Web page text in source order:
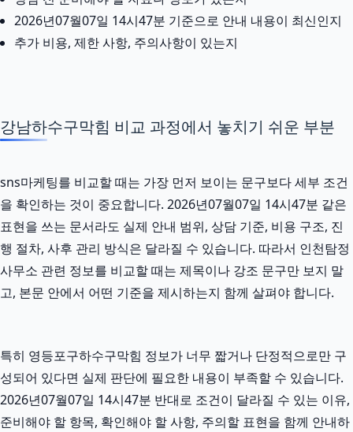
2026년07월07일 14시47분 기준으로 안내 내용이 최신인지
추가 비용, 제한 사항, 주의사항이 있는지
강남하수구막힘 비교 과정에서 놓치기 쉬운 부분
sns마케팅를 비교할 때는 가장 먼저 보이는 문구보다 세부 조건
을 확인하는 것이 중요합니다. 2026년07월07일 14시47분 같은
표현을 쓰는 문서라도 실제 안내 범위, 상담 기준, 비용 구조, 진
행 절차, 사후 관리 방식은 달라질 수 있습니다. 따라서 인천탐정
사무소 관련 정보를 비교할 때는 제목이나 강조 문구만 보지 말
고, 본문 안에서 어떤 기준을 제시하는지 함께 살펴야 합니다.
특히 영등포구하수구막힘 정보가 너무 짧거나 단정적으로만 구
성되어 있다면 실제 판단에 필요한 내용이 부족할 수 있습니다.
2026년07월07일 14시47분 반대로 조건이 달라질 수 있는 이유,
준비해야 할 항목, 확인해야 할 사항, 주의할 표현을 함께 안내하